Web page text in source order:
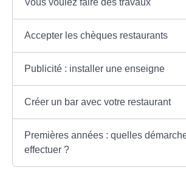
Vous voulez faire des travaux
Accepter les chèques restaurants
Publicité : installer une enseigne
Créer un bar avec votre restaurant
Premières années : quelles
effectuer ?